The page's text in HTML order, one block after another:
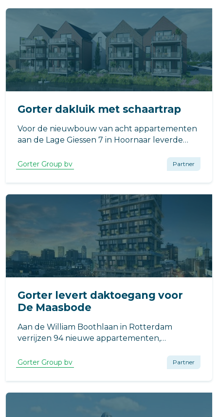
Gorter dakluik met schaartrap
Voor de nieuwbouw van acht appartementen
aan de Lage Giessen 7 in Hoornaar leverde
schaartrap. De toepassing zorgt voor een
minimale impact op de beschikbare ruimte in
de woning.
Gorter Group bv Partner
Gorter levert daktoegang voor
De Maasbode
Aan de William Boothlaan in Rotterdam
verrijzen 94 nieuwe appartementen,
Architecten. Van Wijnen Stolwijk B.V. realiseert
dit project als onderdeel van de verdichting
van Rotterdam.
Gorter Group bv Partner